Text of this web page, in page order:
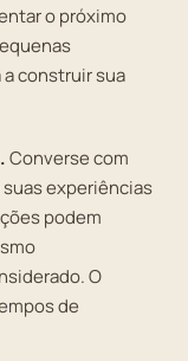
o próximo
construir sua
Converse com
experiências
podem
O
de